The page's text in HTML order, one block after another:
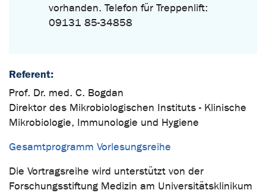
vorhanden. Telefon für Treppenlift:
09131 85-34858
Referent:
Prof. Dr. med. C. Bogdan
Direktor des Mikrobiologischen Instituts - Klinische
Mikrobiologie, Immunologie und Hygiene
Gesamtprogramm Vorlesungsreihe
Die Vortragsreihe wird unterstützt von der
Forschungsstiftung Medizin am Universitätsklinikum